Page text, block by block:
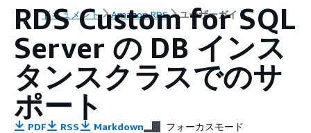
ドキュメント Amazon RDS ユーザーガイド
RDS Custom for SQL
Server の DB インス
タンスクラスでのサ
ポート
PDF RSS Markdown フォーカスモード